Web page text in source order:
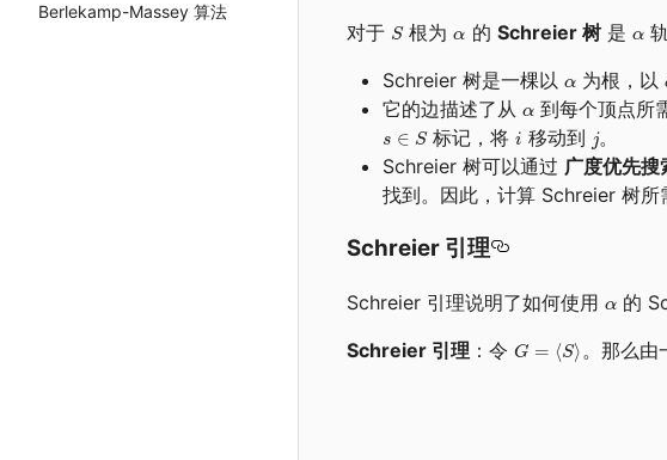
Berlekamp-Massey 算法
对于 根为 的 Schreier 树是
轨
Schreier 树是一棵以
为根，以
它的边描述了从
到每个顶点所
标记，将 移动到
。
Schreier 树可以通过 广度优先搜
找到。因此，计算 Schreier 树所
Schreier 引理
Schreier 引理说明了如何使用 的
Schreier 引理 ：令 。那么由